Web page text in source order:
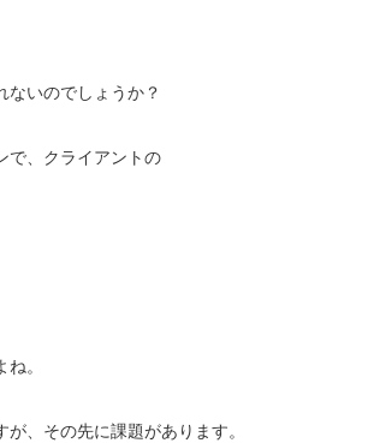
ないのでしょうか？
で、クライアントの
。
、その先に課題があります。